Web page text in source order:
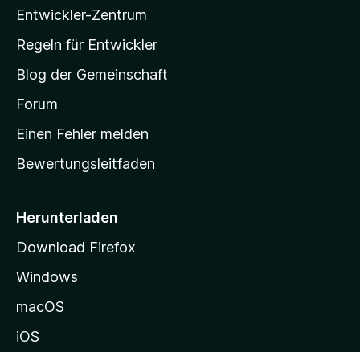
n
n
5
t
r
e
n
a
-
t
a
r
s
i
e
g
e
Entwickler-Zentrum
Regeln für Entwickler
Blog der Gemeinschaft
Forum
Einen Fehler melden
Bewertungsleitfaden
Herunterladen
Download Firefox
Windows
macOS
iOS